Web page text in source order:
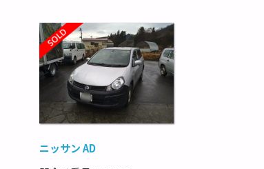
ニッサン AD